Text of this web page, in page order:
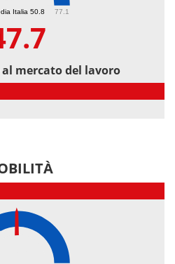
Italia 50.8 77.1
mercato del lavoro